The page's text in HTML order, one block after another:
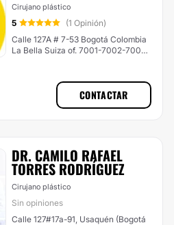
Cirujano plástico
5
(1 Opinión)
Calle 127A # 7-53 Bogotá Colombia
La Bella Suiza of. 7001-7002-7004,
CONTACTAR
DR. CAMILO RAFAEL
TORRES RODRÍGUEZ
Cirujano plástico
Sin opiniones
Calle 127#17a-91, Usaquén (Bogotá